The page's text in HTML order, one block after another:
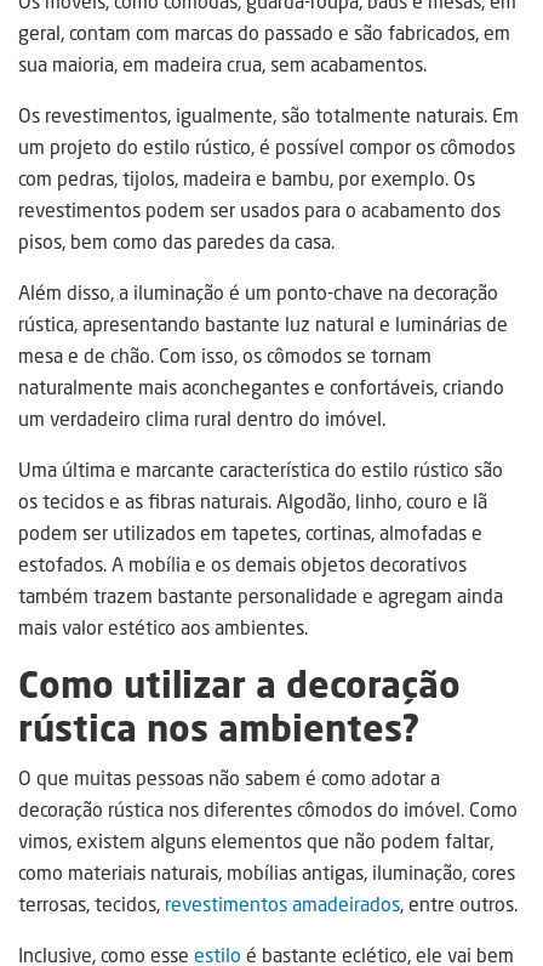
geral, contam com marcas do passado e são fabricados, em
sua maioria, em madeira crua, sem acabamentos.
Os revestimentos, igualmente, são totalmente naturais. Em
um projeto do estilo rústico, é possível compor os cômodos
com pedras, tijolos, madeira e bambu, por exemplo. Os
revestimentos podem ser usados para o acabamento dos
pisos, bem como das paredes da casa.
Além disso, a iluminação é um ponto-chave na decoração
rústica, apresentando bastante luz natural e luminárias de
mesa e de chão. Com isso, os cômodos se tornam
naturalmente mais aconchegantes e confortáveis, criando
um verdadeiro clima rural dentro do imóvel.
Uma última e marcante característica do estilo rústico são
os tecidos e as fibras naturais. Algodão, linho, couro e lã
podem ser utilizados em tapetes, cortinas, almofadas e
estofados. A mobília e os demais objetos decorativos
também trazem bastante personalidade e agregam ainda
mais valor estético aos ambientes.
Como utilizar a decoração
rústica nos ambientes?
O que muitas pessoas não sabem é como adotar a
decoração rústica nos diferentes cômodos do imóvel. Como
vimos, existem alguns elementos que não podem faltar,
como materiais naturais, mobílias antigas, iluminação, cores
terrosas, tecidos, revestimentos amadeirados, entre outros.
Inclusive, como esse estilo é bastante eclético, ele vai bem